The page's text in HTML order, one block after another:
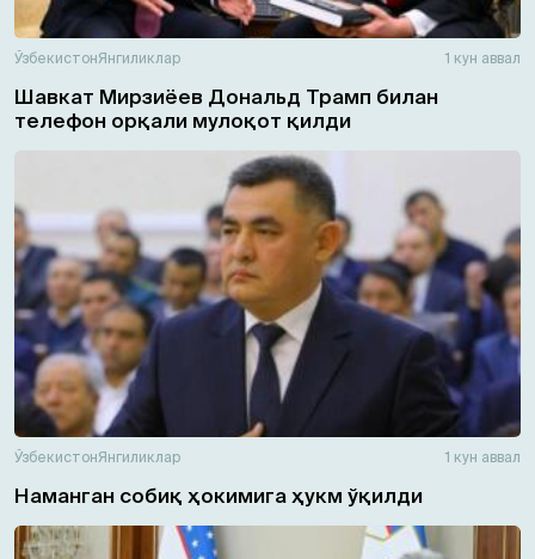
ЎзбекистонЯнгиликлар 1 кун аввал
Шавкат Мирзиёев Дональд Трамп билан
телефон орқали мулоқот қилди
ЎзбекистонЯнгиликлар 1 кун аввал
Наманган собиқ ҳокимига ҳукм ўқилди